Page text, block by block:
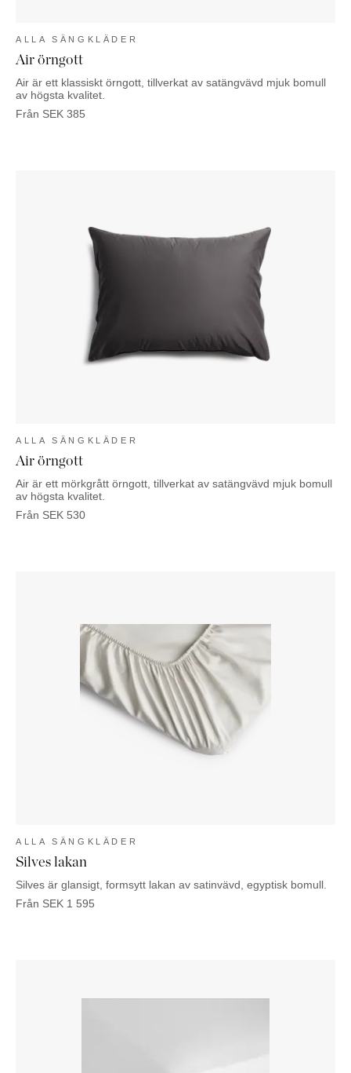
ALLA SÄNGKLÄDER
Air örngott
Air är ett klassiskt örngott, tillverkat av satängvävd mjuk bomull
av högsta kvalitet.
Från SEK 385
ALLA SÄNGKLÄDER
Air örngott
Air är ett mörkgrått örngott, tillverkat av satängvävd mjuk bomull
av högsta kvalitet.
Från SEK 530
ALLA SÄNGKLÄDER
Silves lakan
Silves är glansigt, formsytt lakan av satinvävd, egyptisk bomull.
Från SEK 1 595